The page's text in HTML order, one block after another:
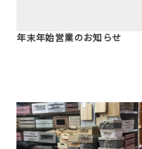
年末年始営業のお知らせ